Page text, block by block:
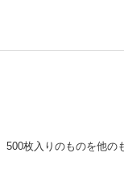
枚入りのものを他